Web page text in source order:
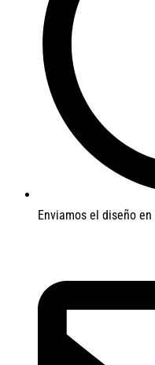
Enviamos el diseño